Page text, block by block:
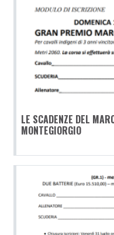
LE SCADENZE DEL
MONTEGIORGIO